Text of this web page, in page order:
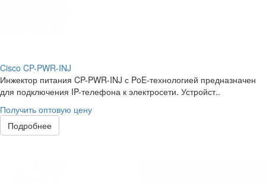
Cisco CP-PWR-INJ
Инжектор питания CP-PWR-INJ с PoE-технологией предназначен
для подключения IP-телефона к электросети. Устройст..
Получить оптовую цену
Подробнее